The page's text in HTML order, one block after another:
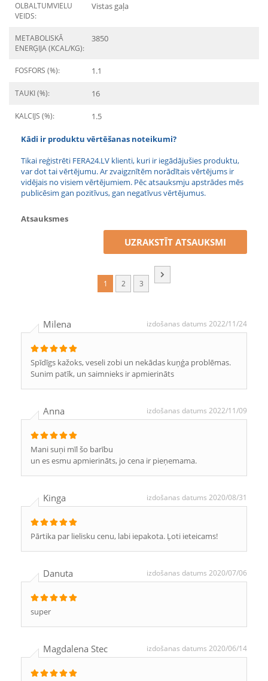
OLBALTUMVIELU
VEIDS:
Vistas gaļa
METABOLISKĀ
ENERĢIJA (KCAL/KG):
3850
FOSFORS (%): 1.1
TAUKI (%): 16
KALCIJS (%): 1.5
Kādi ir produktu vērtēšanas noteikumi?
Tikai reģistrēti FERA24.LV klienti, kuri ir iegādājušies produktu,
var dot tai vērtējumu. Ar zvaigznītēm norādītais vērtējums ir
vidējais no visiem vērtējumiem. Pēc atsauksmju apstrādes mēs
publicēsim gan pozitīvus, gan negatīvus vērtējumus.
Atsauksmes
UZRAKSTĪT ATSAUKSMI
1 2 3
Milena izdošanas datums 2022/11/24
Spīdīgs kažoks, veseli zobi un nekādas kuņģa problēmas.
Sunim patīk, un saimnieks ir apmierināts
Anna izdošanas datums 2022/11/09
Mani suņi mīl šo barību
un es esmu apmierināts, jo cena ir pieņemama.
Kinga izdošanas datums 2020/08/31
Pārtika par lielisku cenu, labi iepakota. Ļoti ieteicams!
Danuta izdošanas datums 2020/07/06
super
Magdalena Stec izdošanas datums 2020/06/14